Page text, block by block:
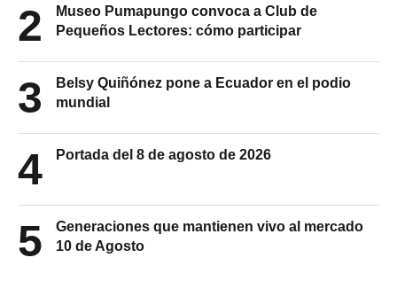
2
Museo Pumapungo convoca a Club de
Pequeños Lectores: cómo participar
3
Belsy Quiñónez pone a Ecuador en el podio
mundial
4 Portada del 8 de agosto de 2026
5
Generaciones que mantienen vivo al mercado
10 de Agosto